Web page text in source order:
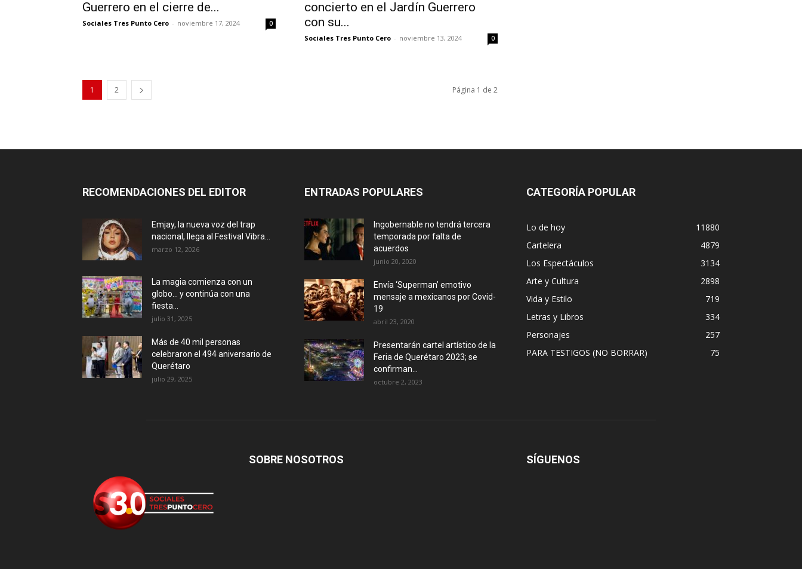
Guerrero en el cierre de...
Sociales Tres Punto Cero - noviembre 17, 2024 0
concierto en el Jardín Guerrero
con su...
Sociales Tres Punto Cero - noviembre 13, 2024 0
1 2 Página 1 de 2
RECOMENDACIONES DEL EDITOR
Emjay, la nueva voz del trap
nacional, llega al Festival Vibra...
marzo 12, 2026
La magia comienza con un
globo… y continúa con una
fiesta...
julio 31, 2025
Más de 40 mil personas
celebraron el 494 aniversario de
Querétaro
julio 29, 2025
ENTRADAS POPULARES
Ingobernable no tendrá tercera
temporada por falta de
acuerdos
junio 20, 2020
Envía ‘Superman’ emotivo
mensaje a mexicanos por Covid-
19
abril 23, 2020
Presentarán cartel artístico de la
Feria de Querétaro 2023; se
confirman...
octubre 2, 2023
CATEGORÍA POPULAR
Lo de hoy
11880
Cartelera
4879
Los Espectáculos
3134
Arte y Cultura
2898
Vida y Estilo
719
Letras y Libros
334
Personajes
257
PARA TESTIGOS (NO BORRAR)
75
SOBRE NOSOTROS SÍGUENOS